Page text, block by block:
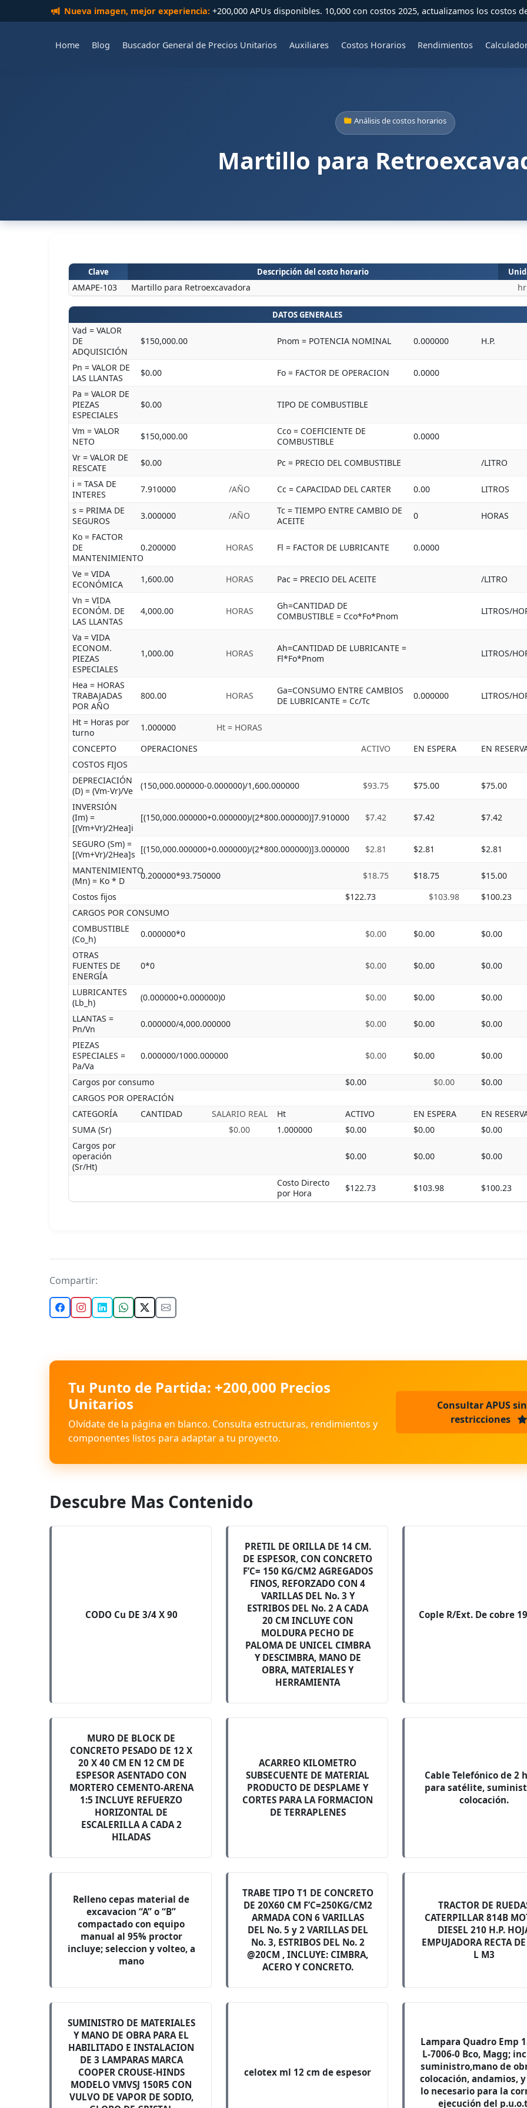
Nueva imagen, mejor experiencia:+200,000 APUs disponibles. 10,000 con costos 2025, actualizamos los costos
Home Blog Buscador General de Precios Unitarios Auxiliares Costos Horarios Rendimientos
Análisis de costos horarios
Martillo para
Clave Descripción del costo horario
AMAPE-103 Martillo para Retroexcavadora hr
DATOS GENERALES
Vad = VALOR
DE
ADQUISICIÓN
$150,000.00 Pnom = POTENCIA NOMINAL 0.000000 H.P.
Pn = VALOR DE
LAS LLANTAS
$0.00 Fo = FACTOR DE OPERACION
0.0000
Pa = VALOR DE
PIEZAS
ESPECIALES
$0.00 TIPO DE COMBUSTIBLE
Vm = VALOR
NETO
$150,000.00
Cco = COEFICIENTE DE
COMBUSTIBLE
0.0000
Vr = VALOR DE
RESCATE
$0.00 Pc = PRECIO DEL COMBUSTIBLE
/LITRO
i = TASA DE
INTERES
7.910000 /AÑO Cc = CAPACIDAD DEL CARTER 0.00
LITROS
s = PRIMA DE
SEGUROS
3.000000 /AÑO
Tc = TIEMPO ENTRE CAMBIO DE
ACEITE
0
HORAS
Ko = FACTOR
DE
MANTENIMIENTO
0.200000 HORAS Fl = FACTOR DE LUBRICANTE 0.0000
Ve = VIDA
ECONÓMICA
1,600.00 HORAS Pac = PRECIO DEL ACEITE
/LITRO
Vn = VIDA
ECONÓM. DE
LAS LLANTAS
4,000.00 HORAS
Gh=CANTIDAD DE
COMBUSTIBLE = Cco*Fo*Pnom
LITROS/
Va = VIDA
ECONOM.
PIEZAS
ESPECIALES
1,000.00 HORAS
Ah=CANTIDAD DE LUBRICANTE =
Fl*Fo*Pnom
LITROS/
Hea = HORAS
TRABAJADAS
POR AÑO
800.00 HORAS
Ga=CONSUMO ENTRE CAMBIOS
DE LUBRICANTE = Cc/Tc
0.000000 LITROS/
Ht = Horas por
turno
1.000000
Ht = HORAS
CONCEPTO
OPERACIONES ACTIVO EN ESPERA
EN
COSTOS FIJOS
DEPRECIACIÓN
(D) = (Vm-Vr)/Ve
(150,000.000000-0.000000)/1,600.000000 $93.75 $75.00
$75.00
INVERSIÓN
(Im) =
[(Vm+Vr)/2Hea]i
[(150,000.000000+0.000000)/(2*800.000000)]7.910000 $7.42 $7.42 $7.42
SEGURO (Sm) =
[(Vm+Vr)/2Hea]s [(150,000.000000+0.000000)/(2*800.000000)]3.000000 $2.81 $2.81
$2.81
MANTENIMIENTO
(Mn) = Ko * D
0.200000*93.750000 $18.75 $18.75
$15.00
Costos fijos
$122.73 $103.98
$100.23
CARGOS POR CONSUMO
COMBUSTIBLE
(Co_h)
0.000000*0 $0.00 $0.00
$0.00
OTRAS
FUENTES DE
ENERGÍA
0*0 $0.00 $0.00 $0.00
LUBRICANTES
(Lb_h)
(0.000000+0.000000)0 $0.00 $0.00
$0.00
LLANTAS =
Pn/Vn
0.000000/4,000.000000 $0.00 $0.00
$0.00
PIEZAS
ESPECIALES =
Pa/Va
0.000000/1000.000000 $0.00 $0.00 $0.00
Cargos por consumo $0.00 $0.00
$0.00
CARGOS POR OPERACIÓN
CATEGORÍA
CANTIDAD SALARIO REAL Ht ACTIVO EN ESPERA
EN
SUMA (Sr)
$0.00 1.000000 $0.00 $0.00
$0.00
Cargos por
operación
(Sr/Ht)
$0.00 $0.00 $0.00
Costo Directo
por Hora
$122.73 $103.98 $100.23
Compartir:
Tu Punto de Partida: +200,000 Precios
Unitarios
Olvídate de la página en blanco. Consulta estructuras, rendimientos y
componentes listos para adaptar a tu proyecto.
Consultar APUS sin
restricciones
Descubre Mas Contenido
CODO Cu DE 3/4 X 90
PRETIL DE ORILLA DE 14 CM.
DE ESPESOR, CON CONCRETO
F’C= 150 KG/CM2 AGREGADOS
FINOS, REFORZADO CON 4
VARILLAS DEL No. 3 Y
ESTRIBOS DEL No. 2 A CADA
20 CM INCLUYE CON
MOLDURA PECHO DE
PALOMA DE UNICEL CIMBRA
Y DESCIMBRA, MANO DE
OBRA, MATERIALES Y
HERRAMIENTA
Cople R/Ext. De cobre
MURO DE BLOCK DE
CONCRETO PESADO DE 12 X
20 X 40 CM EN 12 CM DE
ESPESOR ASENTADO CON
MORTERO CEMENTO-ARENA
1:5 INCLUYE REFUERZO
HORIZONTAL DE
ESCALERILLA A CADA 2
HILADAS
ACARREO KILOMETRO
SUBSECUENTE DE MATERIAL
PRODUCTO DE DESPLAME Y
CORTES PARA LA FORMACION
DE TERRAPLENES
Cable Telefónico de 2
para satélite,
colocación.
Relleno cepas material de
excavacion “A” o “B”
compactado con equipo
manual al 95% proctor
incluye; seleccion y volteo, a
mano
TRABE TIPO T1 DE CONCRETO
DE 20X60 CM F’C=250KG/CM2
ARMADA CON 6 VARILLAS
DEL No. 5 y 2 VARILLAS DEL
No. 3, ESTRIBOS DEL No. 2
@20CM , INCLUYE: CIMBRA,
ACERO Y CONCRETO.
TRACTOR DE
CATERPILLAR 814B
DIESEL 210 H.P.
EMPUJADORA RECTA
L M3
SUMINISTRO DE MATERIALES
Y MANO DE OBRA PARA EL
HABILITADO E INSTALACION
DE 3 LAMPARAS MARCA
COOPER CROUSE-HINDS
MODELO VMVSJ 150R5 CON
VULVO DE VAPOR DE SODIO,
celotex ml 12 cm de espesor
Lampara Quadro Emp
L-7006-0 Bco, Magg;
suministro,mano de
colocación, andamios,
lo necesario para la
ejecución del